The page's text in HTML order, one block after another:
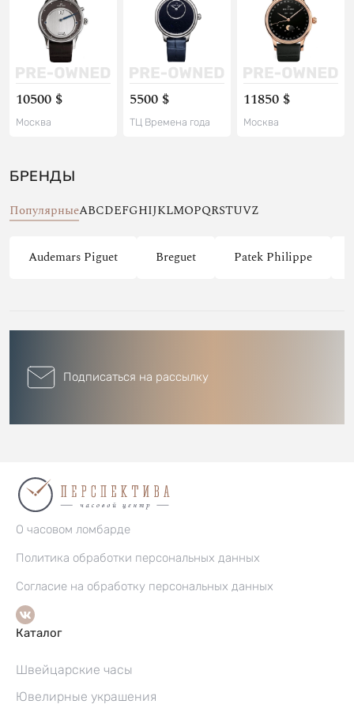
10500 $
Москва
5500 $
ТЦ Времена года
11850 $
Москва
БРЕНДЫ
ПопулярныеABCDEFGHIJKLMOPQRSTUVZ
Audemars Piguet Breguet Patek Philippe
Подписаться на рассылку
О часовом ломбарде
Политика обработки персональных данных
Согласие на обработку персональных данных
Каталог
Швейцарские часы
Ювелирные украшения